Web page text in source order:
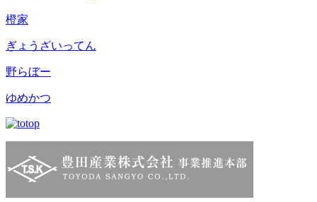
橙家
ぎょうざいってん
野らぼー
ゆめかつ